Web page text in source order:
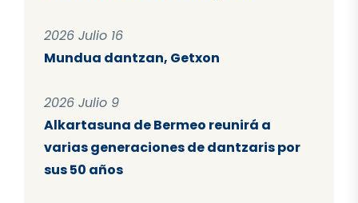
2026 Julio 16
Mundua dantzan, Getxon
2026 Julio 9
Alkartasuna de Bermeo reunirá a
varias generaciones de dantzaris por
sus 50 años